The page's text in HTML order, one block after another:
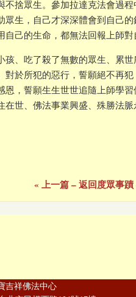
不捨眾生。參加拉達克法會過
眾生，自己才深深體會到自己
己的生命，都無法回報上師對
孩、吃了殺了無數的眾生、累
對於所犯的惡行，誓願絕不再
恩，誓願生生世世追隨上師學
在世、佛法事業興盛、殊勝法
« 上一篇–返回度眾事蹟
吉祥佛法中心